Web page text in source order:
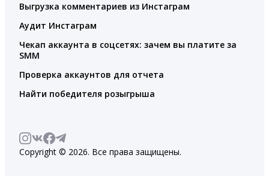
Выгрузка комментариев из Инстаграм
Аудит Инстаграм
Чекап аккаунта в соцсетях: зачем вы платите за
SMM
Проверка аккаунтов для отчета
Найти победителя розыгрыша
Copyright © 2026. Все права защищены.